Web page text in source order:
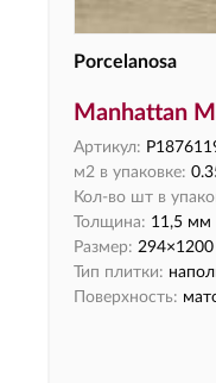
Porcelanosa
Manhattan
Артикул:
м2 в упаковке:
Кол-во шт в
Толщина: 11,5 мм
Размер:
Тип плитки:
Поверхность: